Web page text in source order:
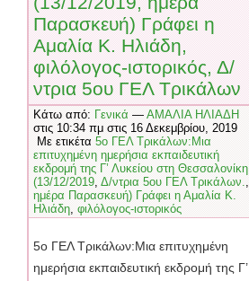
Παρασκευή) Γράφει η
Αμαλία Κ. Ηλιάδη,
φιλόλογος-ιστορικός, Δ/
ντρια 5ου ΓΕΛ Τρικάλων
Κάτω από: Γενικά —ΑΜΑΛΙΑ ΗΛΙΑΔΗ
στις 10:34 πμ στις 16 Δεκεμβρίου, 2019
Με ετικέτα5ο ΓΕΛ Τρικάλων:Μια
επιτυχημένη ημερήσια εκπαιδευτική
εκδρομή της Γ’ Λυκείου στη Θεσσαλονίκη
(13/12/2019,Δ/ντρια 5ου ΓΕΛ Τρικάλων.,
ημέρα Παρασκευή) Γράφει η Αμαλία Κ.
Ηλιάδη,φιλόλογος-ιστορικός
5ο ΓΕΛ Τρικάλων:Μια επιτυχημένη
ημερήσια εκπαιδευτική εκδρομή της Γ’